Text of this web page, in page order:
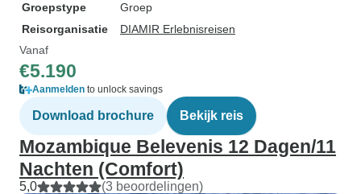
Groepstype
Groep
Reisorganisatie
DIAMIR Erlebnisreisen
Vanaf
€5.190
Aanmelden to unlock savings
Download brochure Bekijk reis
Mozambique Belevenis 12 Dagen/11
Nachten (Comfort)
5,0 (3 beoordelingen)